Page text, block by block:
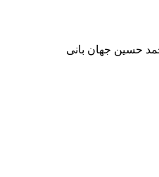
حسین جهان بانی